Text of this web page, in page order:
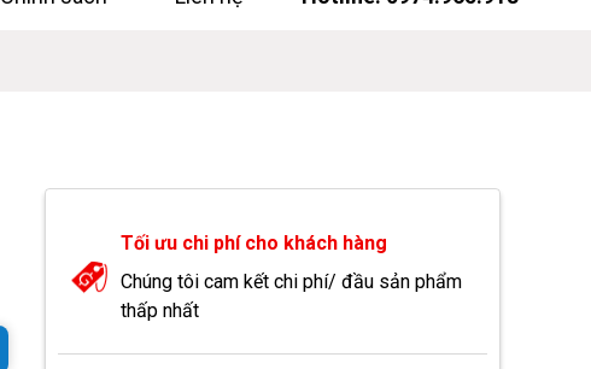
Tối ưu chi phí cho khách hàng
Chúng tôi cam kết chi phí/ đầu sản phẩm
thấp nhất